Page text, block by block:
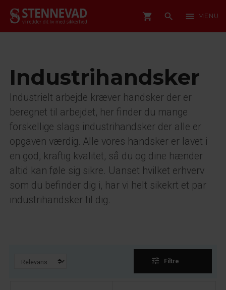
shopping_cart search menu MENU
Industrihandsker
Industrielt arbejde kræver handsker der er
beregnet til arbejdet, her finder du mange
forskellige slags industrihandsker der alle er
opgaven værdig. Alle vores handsker er lavet i
en god, kraftig kvalitet, så du og dine hænder
altid kan føle sig sikre. Uanset hvilket erhverv
som du befinder dig i, har vi helt sikekrt et par
industrihandsker til dig.
tune Filtre